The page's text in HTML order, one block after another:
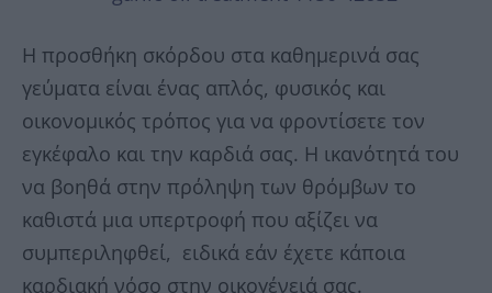
Η προσθήκη σκόρδου στα καθημερινά σας
γεύματα είναι ένας απλός, φυσικός και
οικονομικός τρόπος για να φροντίσετε τον
εγκέφαλο και την καρδιά σας. Η ικανότητά του
να βοηθά στην πρόληψη των θρόμβων το
καθιστά μια υπερτροφή που αξίζει να
συμπεριληφθεί, ειδικά εάν έχετε κάποια
καρδιακή νόσο στην οικογένειά σας.